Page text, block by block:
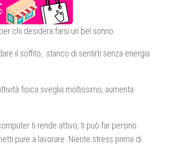
chi desidera farsi un bel sonno.
il soffito, stanco di sentirti senza energia
fisica sveglia moltissimo, aumenta
ti rende attivo, ti può far persino
pure a lavorare. Niente stress prima di